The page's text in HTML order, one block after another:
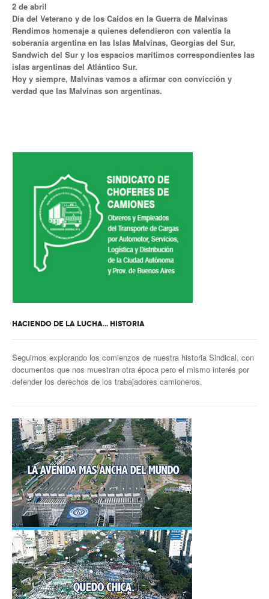
Secretaría general adjunta
Secretaría de actas
Secretaría administrativa
Secretario tesorero
Secretaría de turismo
Secretaría de deporte
Secretaría de acción social
Secretaria de la vivienda
Sec. accidente de trabajo
Secretaría de política de transporte
Secretaría de asuntos seccionales
Secretaría de la Mujer
Secretaría de la juventud
Secretaría de formación política-sindical
Secretaría de derechos humanos
Secretaría igualdad de oportunidades y género
Secretaría asuntos jurídicos
Secretaría de comunicación
Departamento de Ambiente
Empresas
Impresión de boletas
2 de abril
Día del Veterano y de los Caídos en la Guerra de Malvinas
Rendimos homenaje a quienes defendieron con valentía la
soberanía argentina en las Islas Malvinas, Georgias del Sur,
Sandwich del Sur y los espacios marítimos correspondientes las
islas argentinas del Atlántico Sur.
Hoy y siempre, Malvinas vamos a afirmar con convicción y
verdad que las Malvinas son argentinas.
HACIENDO DE LA LUCHA... HISTORIA
Seguimos explorando los comienzos de nuestra historia Sindical, con
documentos que nos muestran otra época pero el mismo interés por
defender los derechos de los trabajadores camioneros.